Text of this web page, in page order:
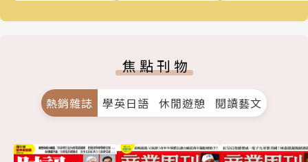
焦點刊物
熱銷雜誌 學英日語 休閒遊憩 閱讀藝文